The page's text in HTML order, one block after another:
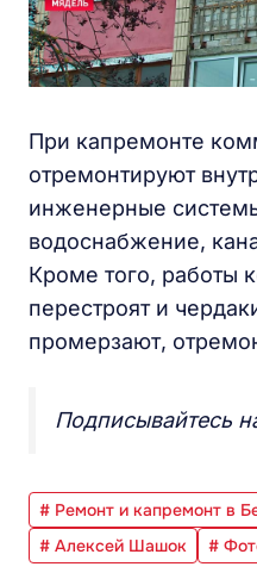
При капремонте
отремонтируют
инженерные
водоснабжение,
Кроме того, работы
перестроят и
промерзают,
Подписывайтесь
# Ремонт и капремонт в
# Алексей Шашок
#